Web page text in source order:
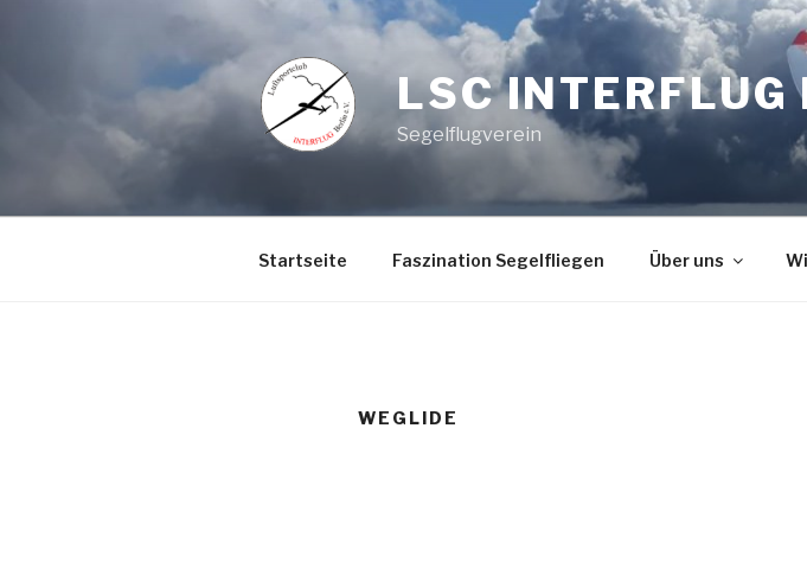
LSC INTERFLUG
Segelflugverein
Startseite Faszination Segelfliegen Über uns
WEGLIDE